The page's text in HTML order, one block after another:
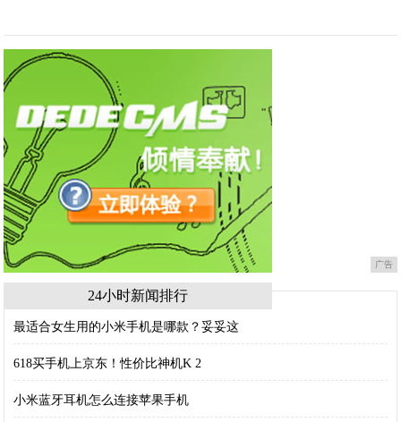
广告
24小时新闻排行
最适合女生用的小米手机是哪款？妥妥这
618买手机上京东！性价比神机K 2
小米蓝牙耳机怎么连接苹果手机